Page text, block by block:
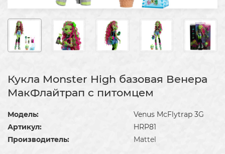
Кукла Monster High базовая Венера
МакФлайтрап с питомцем
Модель:
Venus McFlytrap 3G
Артикул:
HRP81
Производитель:
Mattel